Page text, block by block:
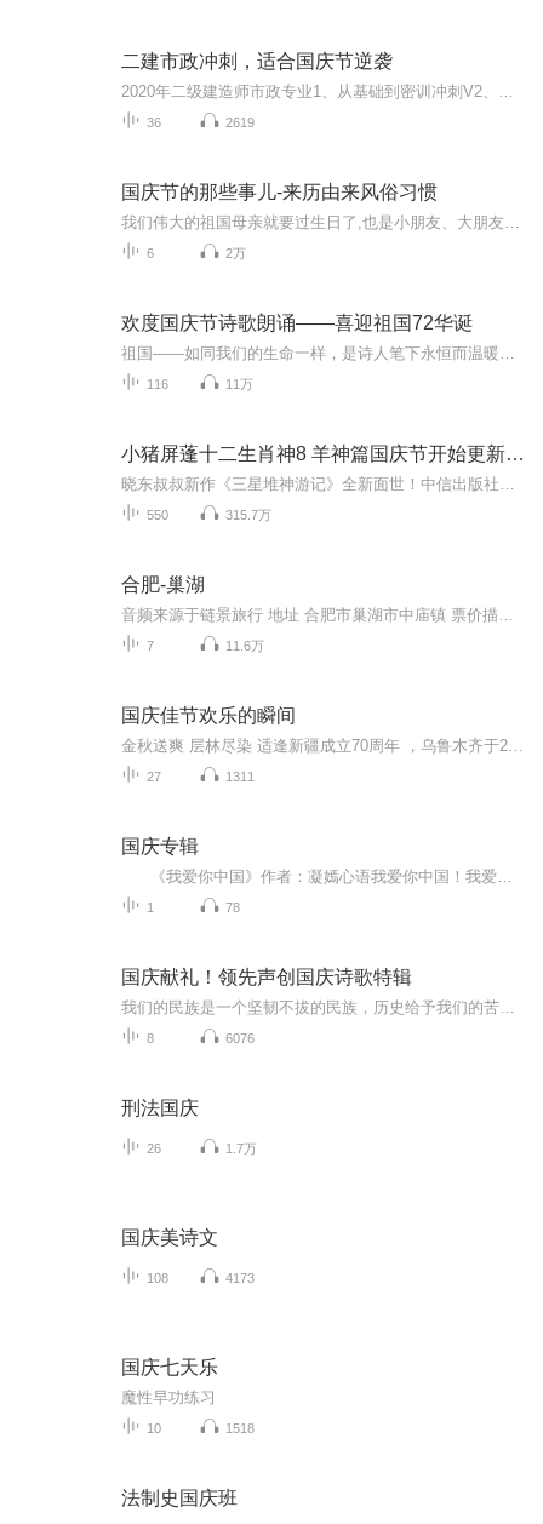
二建市政冲刺，适合国庆节逆袭
36 2619
国庆节的那些事儿-来历由来风俗习惯
6 2万
欢度国庆节诗歌朗诵——喜迎祖国72华诞
116 11万
小猪屏蓬十二生肖神8 羊神篇国庆节开始更新啦！
550 315.7万
合肥-巢湖
7 11.6万
国庆佳节欢乐的瞬间
27 1311
国庆专辑
1 78
国庆献礼！领先声创国庆诗歌特辑
8 6076
刑法国庆
26 1.7万
国庆美诗文
108 4173
国庆七天乐
魔性早功练习
10 1518
法制史国庆班